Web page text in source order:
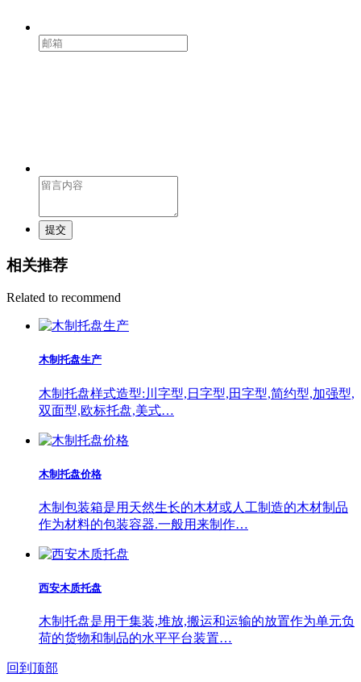
提交
相关推荐
Related to recommend
木制托盘生产
木制托盘样式造型:川字型,日字型,田字型,简约型,加强型,
双面型,欧标托盘,美式…
木制托盘价格
木制包装箱是用天然生长的木材或人工制造的木材制品
作为材料的包装容器.一般用来制作…
西安木质托盘
木制托盘是用于集装,堆放,搬运和运输的放置作为单元负
荷的货物和制品的水平平台装置…
回到顶部